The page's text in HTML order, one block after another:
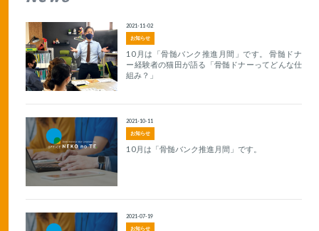
お知らせ
2021-11-02
10月は「骨髄バンク推進月間」です。 骨髄ドナ
ー経験者の猫田が語る「骨髄ドナーってどんな仕
組み？」
お知らせ
2021-10-11
10月は「骨髄バンク推進月間」です。
お知らせ
2021-07-19